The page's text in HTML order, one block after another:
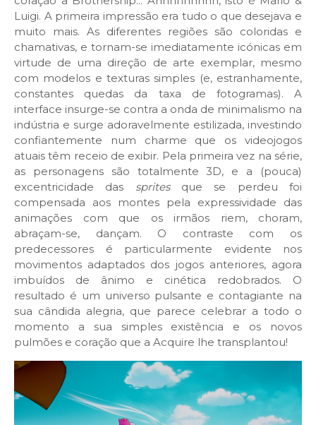
Luigi. A primeira impressão era tudo o que desejava e
muito mais. As diferentes regiões são coloridas e
chamativas, e tornam-se imediatamente icónicas em
virtude de uma direção de arte exemplar, mesmo
com modelos e texturas simples (e, estranhamente,
constantes quedas da taxa de fotogramas). A
interface insurge-se contra a onda de minimalismo na
indústria e surge adoravelmente estilizada, investindo
confiantemente num charme que os videojogos
atuais têm receio de exibir. Pela primeira vez na série,
as personagens são totalmente 3D, e a (pouca)
excentricidade das spritesque se perdeu foi
compensada aos montes pela expressividade das
animações com que os irmãos riem, choram,
abraçam-se, dançam. O contraste com os
predecessores é particularmente evidente nos
movimentos adaptados dos jogos anteriores, agora
imbuídos de ânimo e cinética redobrados. O
resultado é um universo pulsante e contagiante na
sua cândida alegria, que parece celebrar a todo o
momento a sua simples existência e os novos
pulmões e coração que a Acquire lhe transplantou!